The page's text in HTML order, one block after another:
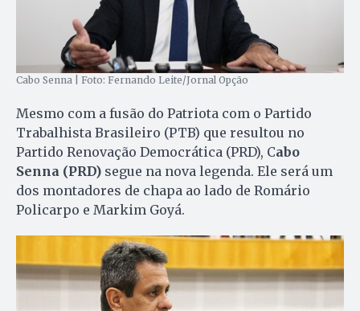
Cabo Senna | Foto: Fernando Leite/Jornal Opção
Mesmo com a fusão do Patriota com o Partido
Trabalhista Brasileiro (PTB) que resultou no
Partido Renovação Democrática (PRD), Cabo
Senna (PRD) segue na nova legenda. Ele será um
dos montadores de chapa ao lado de Romário
Policarpo e Markim Goyá.